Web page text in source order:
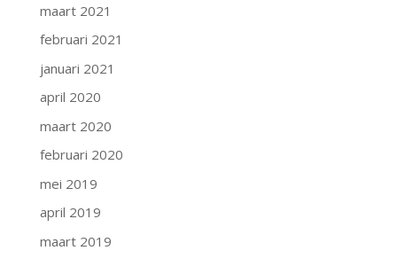
maart 2021
februari 2021
januari 2021
april 2020
maart 2020
februari 2020
mei 2019
april 2019
maart 2019